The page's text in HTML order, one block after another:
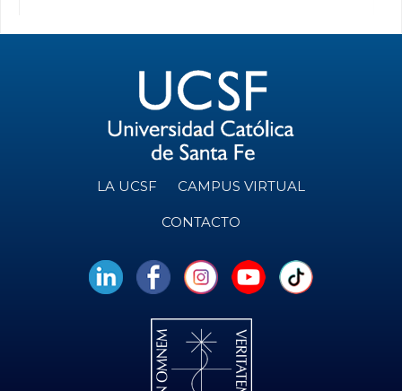
LA UCSF CAMPUS VIRTUAL
CONTACTO